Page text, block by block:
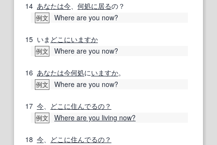
14 あなたは今 何処に居るの？
例文 Where are you now?
15 いま どこにいますか
例文 Where are you now?
16 あなたは今何処にいますか。
例文 Where are you now?
17 今 どこに住んでるの？
例文 Where are you living now?
18 今 どこに住んでるの？